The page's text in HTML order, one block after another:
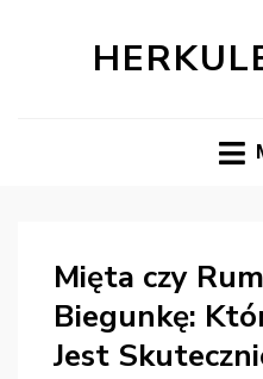
Mięta czy
Biegunkę:
Jest